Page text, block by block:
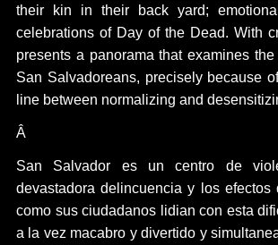
their kin in their back yard;
celebrations of Day of the Dead. With
presents a panorama that examines
San Salvadoreans, precisely because
line between normalizing and
Â
San Salvador es un centro de
devastadora delincuencia y los
como sus ciudadanos lidian con esta
a la vez macabro y divertido y